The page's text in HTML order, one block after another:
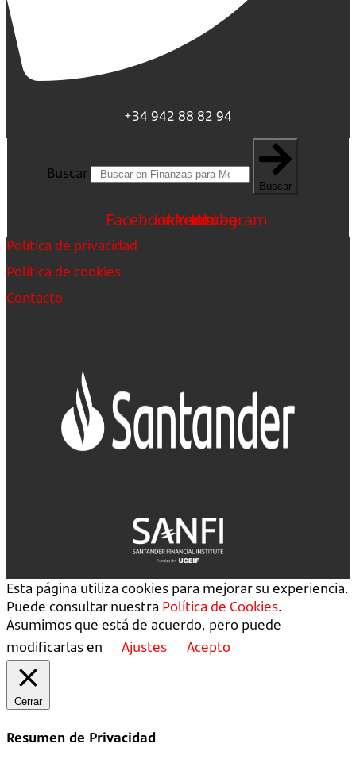
+34 942 88 82 94
Buscar
Buscar
FacebookLinkedin
Youtube
Instagram
Política de privacidad
Política de cookies
Contacto
Esta página utiliza cookies para mejorar su experiencia.
Puede consultar nuestra Política de Cookies.
Asumimos que está de acuerdo, pero puede
modificarlas en
Ajustes Acepto
Cerrar
Resumen de Privacidad